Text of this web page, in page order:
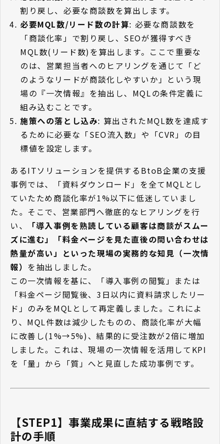
割り戻し、必要な商談数を算出します。
必要MQL数/リード数の計算: 必要な商談数を
「商談化率」で割り戻し、SEOが獲得すべき
MQL数(リード数)を算出します。ここで重要な
のは、営業担当者へのヒアリングを通じて「ど
のようなリードが商談化しやすいか」という現
場の『一次情報』を抽出し、MQLの条件定義に
組み込むことです。
施策への落とし込み: 算出されたMQL数を達成す
るために必要な「SEO流入数」や「CVR」の目
標値を設定します。
あるITソリューションを提供するBtoB企業の支援
事例では、「資料ダウンロード」を全てMQLとし
ていたため商談化率が1%以下に低迷していまし
た。そこで、営業部門へ徹底的なヒアリングを行
い、
「導入事例を熟読している顧客は商談がスムー
ズに進む」「料金ページを見た直後の問い合わせは
熱量が高い」といった現場の実務的な知見（一次情
報） を抽出しました。
この一次情報を基に、「導入事例の閲覧」または
「料金ページ閲覧後、3日以内に資料請求したリー
ド」のみをMQLとして再定義しました。これによ
り、MQL件数は減少したものの、商談化率が大幅
に改善し(1%→5%)、結果的に受注数が2倍に増加
しました。これは、現場の一次情報を活用してKPI
を「量」から「質」へと見直した成功事例です。
【STEP1】事業成果に直結する戦略設
計の手順